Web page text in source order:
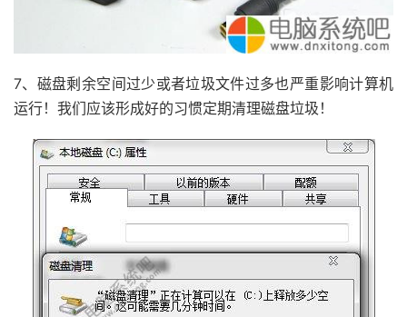
7、磁盘剩余空间过少或者垃圾文件过多也严重影响计算机
运行！我们应该形成好的习惯定期清理磁盘垃圾！